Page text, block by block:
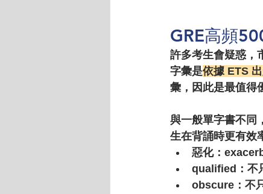
GRE高頻
許多考生會疑惑，
字彙是依據 ETS
彙，因此是最值得
與一般單字書不同
生在背誦時更有效
惡化：
qualified：不
obscure：不